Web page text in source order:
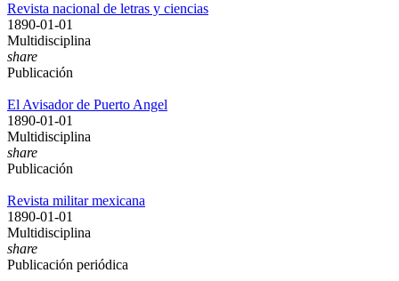
Revista nacional de letras y ciencias
1890-01-01
Multidisciplina
share
Publicación
El Avisador de Puerto Angel
1890-01-01
Multidisciplina
share
Publicación
Revista militar mexicana
1890-01-01
Multidisciplina
share
Publicación periódica